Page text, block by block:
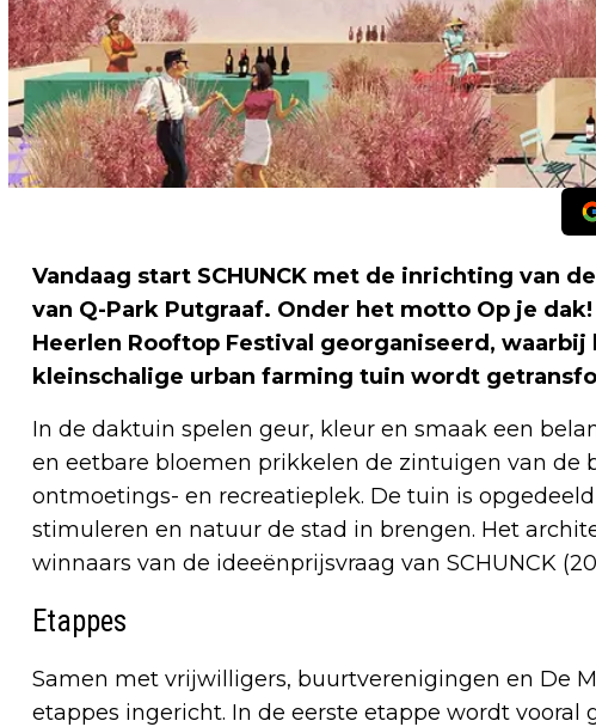
Vandaag start SCHUNCK met de inrichting van
van Q-Park Putgraaf. Onder het motto Op je
Heerlen Rooftop Festival georganiseerd,
kleinschalige urban farming tuin wordt
In de daktuin spelen geur, kleur en smaak een
en eetbare bloemen prikkelen de zintuigen van de
ontmoetings- en recreatieplek. De tuin is
stimuleren en natuur de stad in brengen. Het
winnaars van de ideeënprijsvraag van SCHUNCK
Etappes
Samen met vrijwilligers, buurtverenigingen en De
etappes ingericht. In de eerste etappe wordt vooral